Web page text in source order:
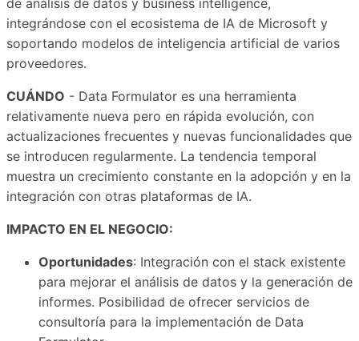
de análisis de datos y business intelligence,
integrándose con el ecosistema de IA de Microsoft y
soportando modelos de inteligencia artificial de varios
proveedores.
CUÁNDO - Data Formulator es una herramienta
relativamente nueva pero en rápida evolución, con
actualizaciones frecuentes y nuevas funcionalidades que
se introducen regularmente. La tendencia temporal
muestra un crecimiento constante en la adopción y en la
integración con otras plataformas de IA.
IMPACTO EN EL NEGOCIO:
Oportunidades: Integración con el stack existente
para mejorar el análisis de datos y la generación de
informes. Posibilidad de ofrecer servicios de
consultoría para la implementación de Data